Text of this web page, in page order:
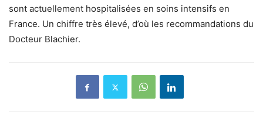
sont actuellement hospitalisées en soins intensifs en
France. Un chiffre très élevé, d’où les recommandations du
Docteur Blachier.